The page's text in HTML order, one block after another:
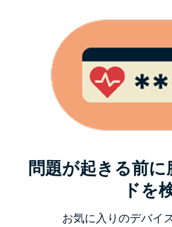
問題が起きる前
ドを
お気に入りのデバイ